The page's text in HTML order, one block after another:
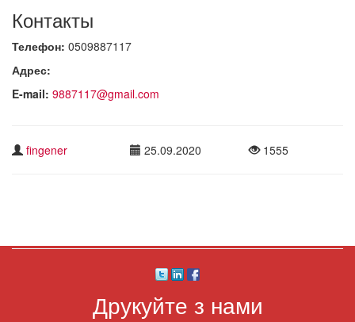
Контакты
Телефон: 0509887117
Адрес:
E-mail: 9887117@gmail.com
fingener 25.09.2020 1555
Друкуйте з нами